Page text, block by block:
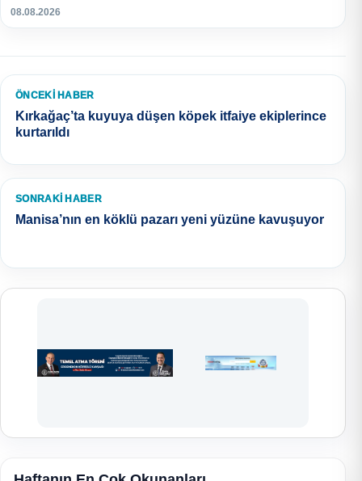
08.08.2026
ÖNCEKI HABER
Kırkağaç’ta kuyuya düşen köpek itfaiye ekiplerince
kurtarıldı
SONRAKI HABER
Manisa’nın en köklü pazarı yeni yüzüne kavuşuyor